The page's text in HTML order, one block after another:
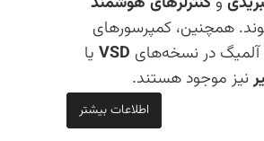
همچنین، کمپرسورهای
آلمیگ در نسخه‌های VSD یا
نیز موجود هستند.
اطلاعات بیشتر